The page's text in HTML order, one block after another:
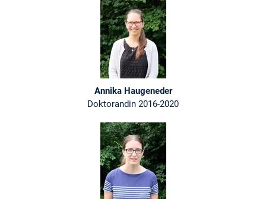
Annika Haugeneder
Doktorandin 2016-2020